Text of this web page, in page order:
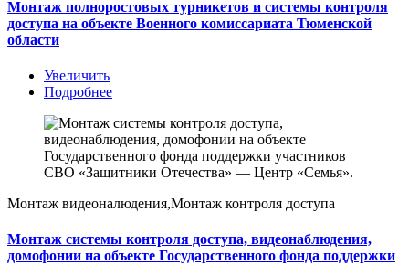
Монтаж полноростовых турникетов и системы контроля
доступа на объекте Военного комиссариата Тюменской
области
Увеличить
Подробнее
Монтаж видеоналюдения,Монтаж контроля доступа
Монтаж системы контроля доступа, видеонаблюдения,
домофонии на объекте Государственного фонда поддержки